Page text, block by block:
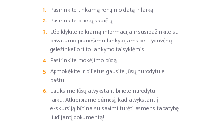
Pasirinkite tinkamą renginio datą ir laiką
Pasirinkite bilietų skaičių
Užpildykite reikiamą informacija ir susipažinkite su
privatumo pranešimu lankytojams bei Lyduvėnų
geležinkelio tilto lankymo taisyklėmis
Pasirinkite mokėjimo būdą
Apmokėkite ir bilietus gausite Jūsų nurodytu el.
paštu.
Lauksime Jūsų atvykstant biliete nurodytu
laiku. Atkreipiame dėmesį, kad atvykstant į
ekskursiją būtina su savimi turėti asmens tapatybę
liudijantį dokumentą!